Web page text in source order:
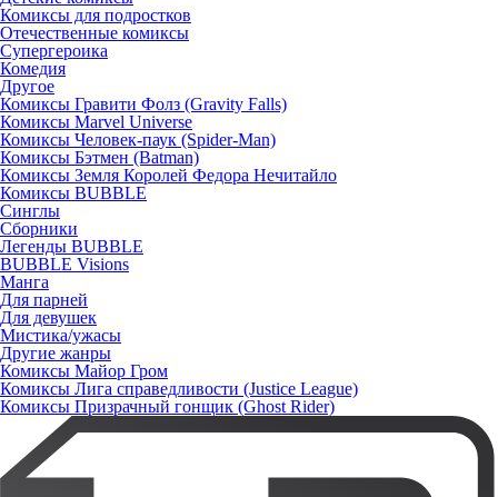
Комиксы для подростков
Отечественные комиксы
Супергероика
Комедия
Другое
Комиксы Гравити Фолз (Gravity Falls)
Комиксы Marvel Universe
Комиксы Человек-паук (Spider-Man)
Комиксы Бэтмен (Batman)
Комиксы Земля Королей Федора Нечитайло
Комиксы BUBBLE
Синглы
Сборники
Легенды BUBBLE
BUBBLE Visions
Манга
Для парней
Для девушек
Мистика/ужасы
Другие жанры
Комиксы Майор Гром
Комиксы Лига справедливости (Justice League)
Комиксы Призрачный гонщик (Ghost Rider)